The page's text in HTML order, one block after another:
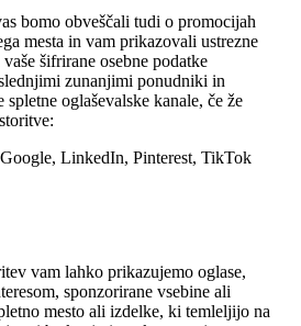
bomo obveščali tudi o promocijah
mesta in vam prikazovali ustrezne
šifrirane osebne podatke
zunanjimi ponudniki in
oglaševalske kanale, če že
LinkedIn, Pinterest, TikTok
vam lahko prikazujemo oglase,
sponzorirane vsebine ali
mesto ali izdelke, ki temleljijo na